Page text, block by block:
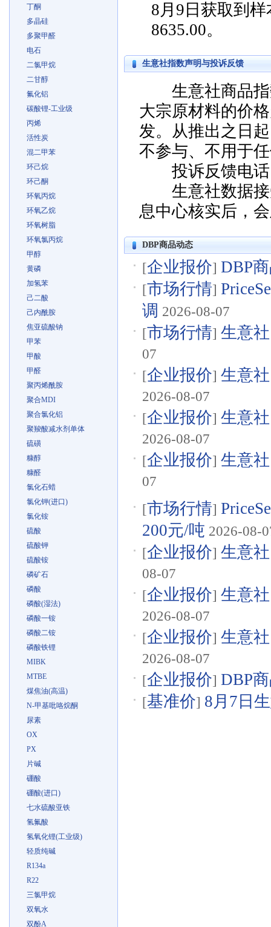
丁酮
多晶硅
多聚甲醛
电石
二氯甲烷
二甘醇
氟化铝
碳酸锂-工业级
丙烯
活性炭
混二甲苯
环己烷
环己酮
环氧丙烷
环氧乙烷
环氧树脂
环氧氯丙烷
甲醇
黄磷
加氢苯
己二酸
己内酰胺
焦亚硫酸钠
甲苯
甲酸
甲醛
聚丙烯酰胺
聚合MDI
聚合氯化铝
聚羧酸减水剂单体
硫磺
糠醇
糠醛
氯化石蜡
氯化钾(进口)
氯化铵
硫酸
硫酸钾
硫酸铵
磷矿石
磷酸
磷酸(湿法)
磷酸一铵
磷酸二铵
磷酸铁锂
MIBK
MTBE
煤焦油(高温)
N-甲基吡咯烷酮
尿素
OX
PX
片碱
硼酸
硼酸(进口)
七水硫酸亚铁
氢氟酸
氢氧化锂(工业级)
轻质纯碱
R134a
R22
三氯甲烷
双氧水
双酚A
8月9日获取到
8635.00。
生意社指数声明与投诉反馈
生意社商品指
大宗原材料的价
发。从推出之日
不参与、不用于
投诉反馈电话
生意社数据接
息中心核实后，
DBP商品动态
[企业报价] DBP
[市场行情]
调 2026-08-07
[市场行情] 生意
07
[企业报价] 生意
2026-08-07
[企业报价] 生意
2026-08-07
[企业报价] 生意
07
[市场行情]
200元/吨 2026-08-
[企业报价] 生意
08-07
[企业报价] 生意
2026-08-07
[企业报价] 生意
2026-08-07
[企业报价] DBP
[基准价] 8月7日